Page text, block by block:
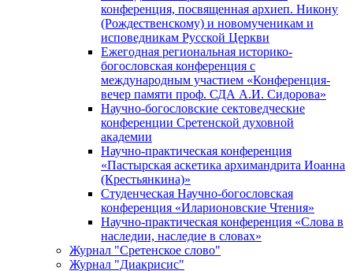
конференция, посвященная архиеп. Никону
(Рождественскому) и новомученикам и
исповедникам Русской Церкви
Ежегодная региональная историко-
богословская конференция с
международным участием «Конференция-
вечер памяти проф. СДА А.И. Сидорова»
Научно-богословские сектоведческие
конференции Сретенской духовной
академии
Научно-практическая конференция
«Пастырская аскетика архимандрита Иоанна
(Крестьянкина)»
Студенческая Научно-богословская
конференция «Иларионовские Чтения»
Научно-практическая конференция «Cлова в
наследии, наследие в словах»
Журнал "Сретенское слово"
Журнал "Диакрисис"